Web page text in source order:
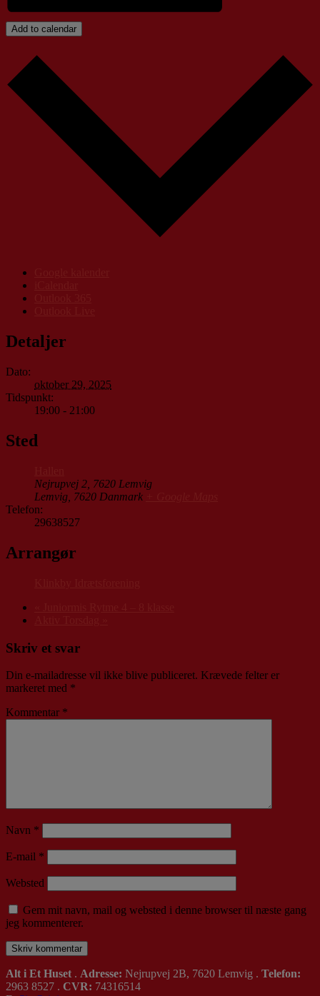
Add to calendar
Detaljer
Dato:
oktober 29, 2025
Tidspunkt:
19:00 - 21:00
Sted
Nejrupvej 2, 7620 Lemvig
Lemvig 7620 Danmark
Telefon:
29638527
Arrangør
Skriv et svar
Din e-mailadresse vil ikke blive publiceret. Krævede felter er
markeret med *
Kommentar *
Navn *
E-mail *
Websted
Gem mit navn, mail og websted i denne browser til næste gang
jeg kommenterer.
Alt i Et Huset . Adresse: Nejrupvej 2B, 7620 Lemvig . Telefon:
2963 8527 . CVR: 74316514